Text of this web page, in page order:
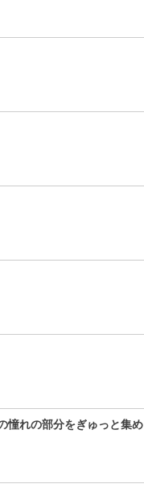
憧れの部分をぎゅっと集め